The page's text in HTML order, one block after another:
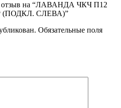
отзыв на “ЛАВАНДА ЧКЧ П12
(ПОДКЛ. СЛЕВА)”
Обязательные поля